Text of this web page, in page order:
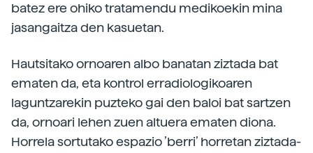
batez ere ohiko tratamendu medikoekin mina
jasangaitza den kasuetan.
Hautsitako ornoaren albo banatan ziztada bat
ematen da, eta kontrol erradiologikoaren
laguntzarekin puzteko gai den baloi bat sartzen
da, ornoari lehen zuen altuera ematen diona.
Horrela sortutako espazio ’berri’ horretan ziztada-